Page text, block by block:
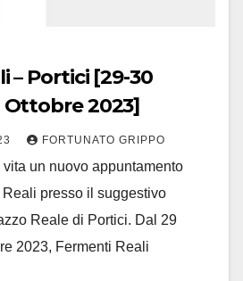
– Portici [29-30
Ottobre 2023]
FORTUNATO GRIPPO
vita un nuovo appuntamento
presso il suggestivo
Reale di Portici. Dal 29
2023, Fermenti Reali